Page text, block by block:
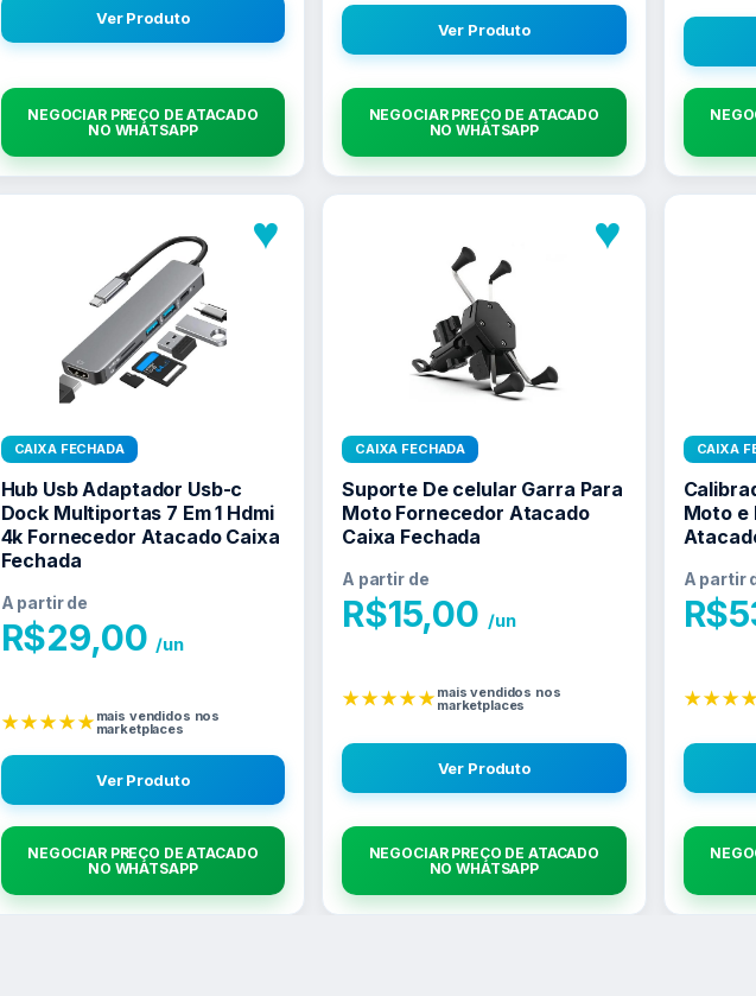
Ver Produto
NEGOCIAR PREÇO DE ATACADO
NO WHATSAPP
Ver Produto
NEGOCIAR PREÇO DE ATACADO
NO WHATSAPP
♥
CAIXA FECHADA
Hub Usb Adaptador Usb-c
Dock Multiportas 7 Em 1 Hdmi
4k Fornecedor Atacado Caixa
Fechada
A partir de
R$29,00 /un
★★★★★mais vendidos nos
marketplaces
Ver Produto
NEGOCIAR PREÇO DE ATACADO
NO WHATSAPP
♥
CAIXA FECHADA
Suporte De celular Garra Para
Moto Fornecedor Atacado
Caixa Fechada
A partir de
R$15,00 /un
★★★★★mais vendidos nos
marketplaces
Ver Produto
NEGOCIAR PREÇO DE ATACADO
NO WHATSAPP
CAIXA
Moto e
A partir
R$